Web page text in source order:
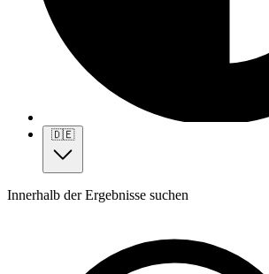
🇩🇪
Innerhalb der Ergebnisse suchen